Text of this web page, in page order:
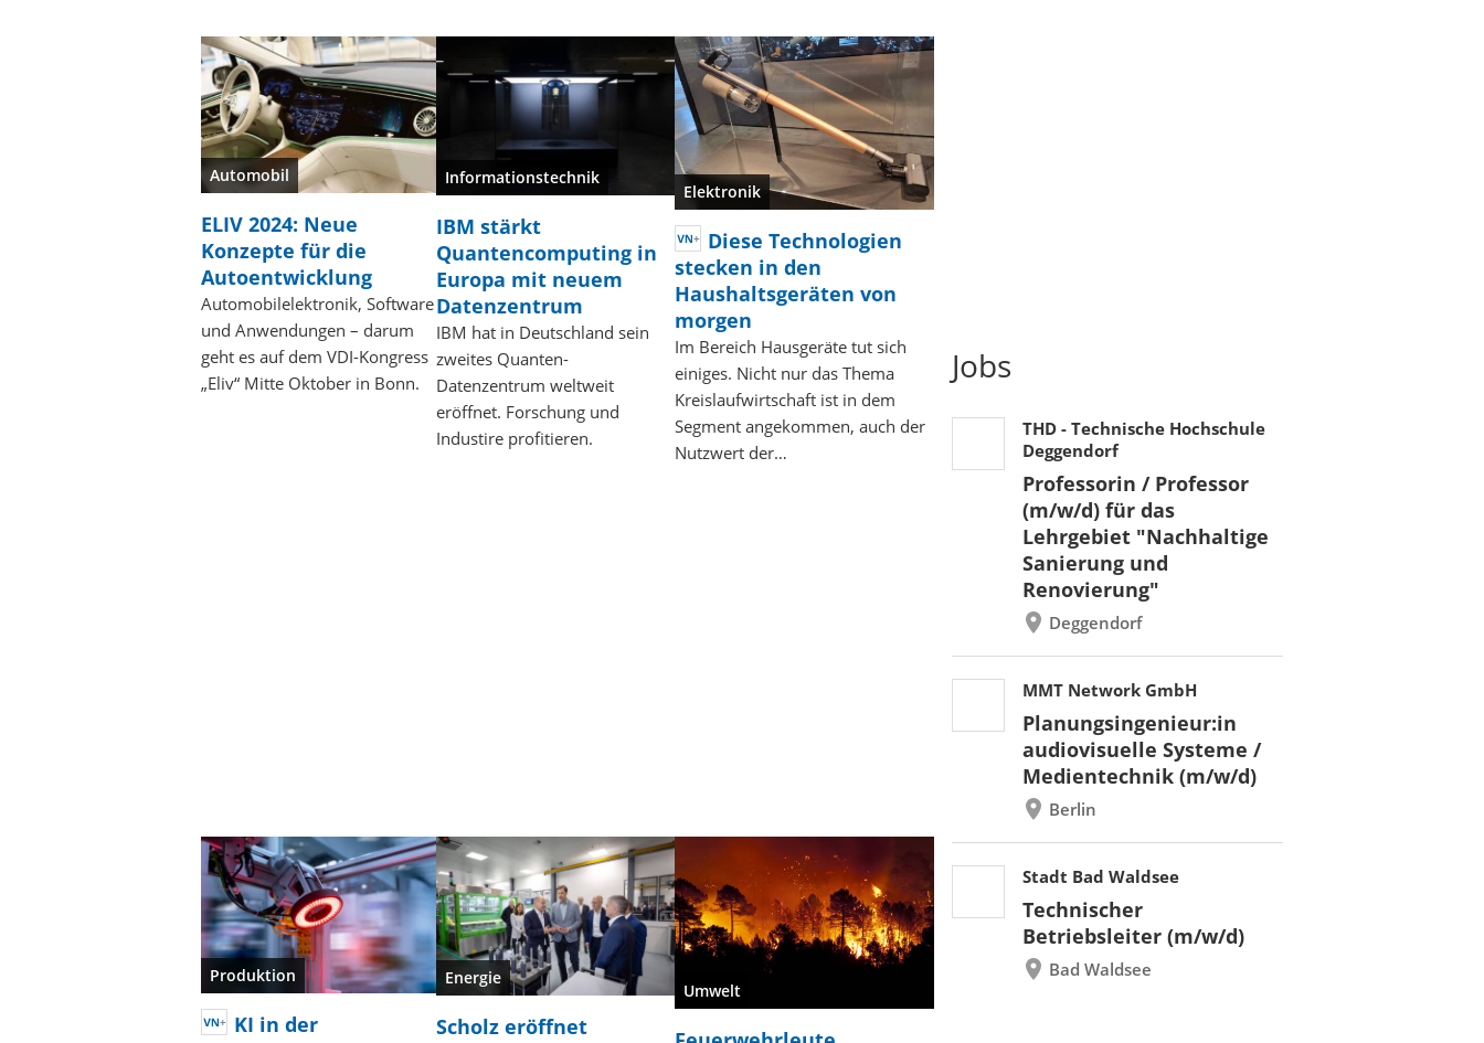
Automobil
ELIV 2024: Neue
Konzepte für die
Autoentwicklung
Automobilelektronik, Software
und Anwendungen – darum
geht es auf dem VDI-Kongress
„Eliv“ Mitte Oktober in Bonn.
Informationstechnik
IBM stärkt
Quantencomputing in
Europa mit neuem
Datenzentrum
IBM hat in Deutschland sein
zweites Quanten-
Datenzentrum weltweit
eröffnet. Forschung und
Industire profitieren.
Elektronik
Diese Technologien
stecken in den
Haushaltsgeräten von
morgen
Im Bereich Hausgeräte tut sich
einiges. Nicht nur das Thema
Kreislaufwirtschaft ist in dem
Segment angekommen, auch der
Nutzwert der…
Produktion
KI in der
Energie
Scholz eröffnet
Umwelt
Jobs
THD - Technische Hochschule
Deggendorf
Professorin / Professor
(m/w/d) für das
Lehrgebiet "Nachhaltige
Sanierung und
Renovierung"
Deggendorf
MMT Network GmbH
Planungsingenieur:in
audiovisuelle Systeme /
Medientechnik (m/w/d)
Berlin
Stadt Bad Waldsee
Technischer
Betriebsleiter (m/w/d)
Bad Waldsee